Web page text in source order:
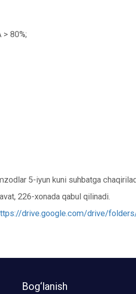
> 80%;
5-iyun kuni suhbatga
226-xonada qabul qilinadi.
drive.google.com/drive/
Bog‘lanish